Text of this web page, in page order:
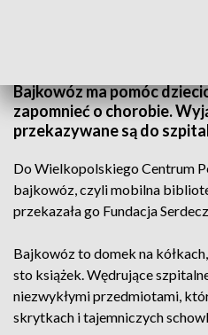
Bajkowóz ma pomóc
zapomnieć o chorobie.
przekazywane są do
Do Wielkopolskiego Centrum
bajkowóz, czyli mobilna
przekazała go Fundacja
Bajkowóz to domek na
sto książek. Wędrujące
niezwykłymi przedmiotami,
skrytkach i tajemniczych